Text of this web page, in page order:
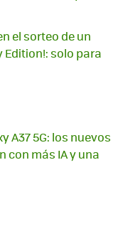
el sorteo de un
solo para
A37 5G: los nuevos
con más IA y una